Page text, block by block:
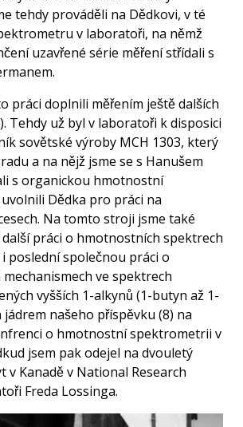
tehdy prováděli na Dědkovi, v té
v laboratoři, na němž
uzavřené série měření střídali s
práci doplnili měřením ještě dalších
Tehdy už byl v laboratoři k disposici
sovětské výroby MCH 1303, který
a na nějž jsme se s Hanušem
s organickou hmotnostní
Dědka pro práci na
Na tomto stroji jsme také
práci o hmotnostních spektrech
poslední společnou práci o
ve spektrech
vyšších 1-alkynů (1-butyn až 1-
jádrem našeho příspěvku (8) na
o hmotnostní spektrometrii v
jsem pak odejel na dvouletý
v Kanadě v National Research
Freda Lossinga.